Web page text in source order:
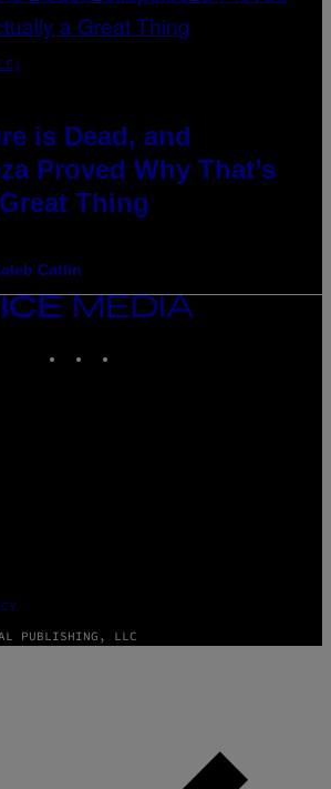
is Dead, and
Proved Why That’s
Thing
Catlin
PUBLISHING, LLC